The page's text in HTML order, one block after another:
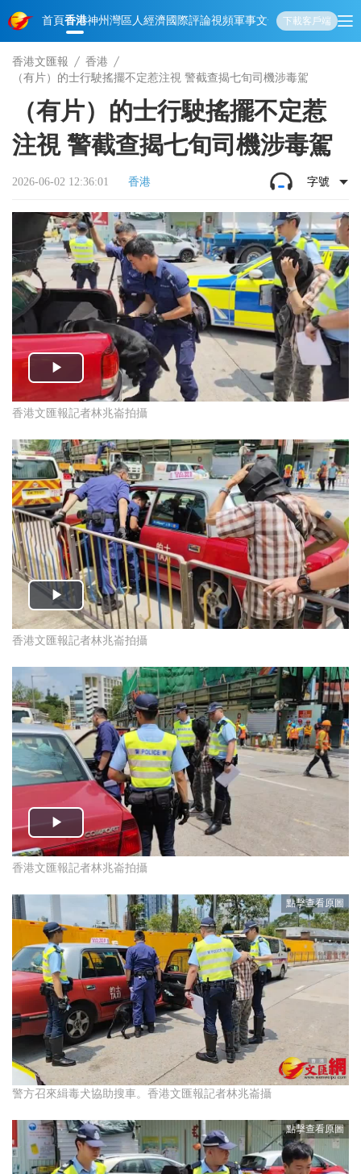
首頁香港神州 灣區人經濟國際評論視頻軍事文化 娛樂生活教育體
下載客戶端
香港文匯報
香港
（有片）的士行駛搖擺不定惹注視 警截查揭七旬司機涉毒駕
（有片）的士行駛搖擺不定惹
注視 警截查揭七旬司機涉毒駕
2026-06-02 12:36:01 香港 字號
香港文匯報記者林兆崙拍攝
香港文匯報記者林兆崙拍攝
香港文匯報記者林兆崙拍攝
警方召來緝毒犬協助搜車。香港文匯報記者林兆崙攝